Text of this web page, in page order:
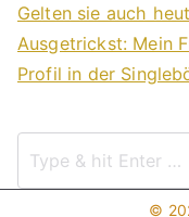
Gelten sie auch
Ausgetrickst: Mein
Profil in der
©